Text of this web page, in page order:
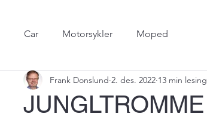
Car Motorsykler Moped
JUNGLTROMME
Frank Donslund 2. des. 2022 13 min lesing